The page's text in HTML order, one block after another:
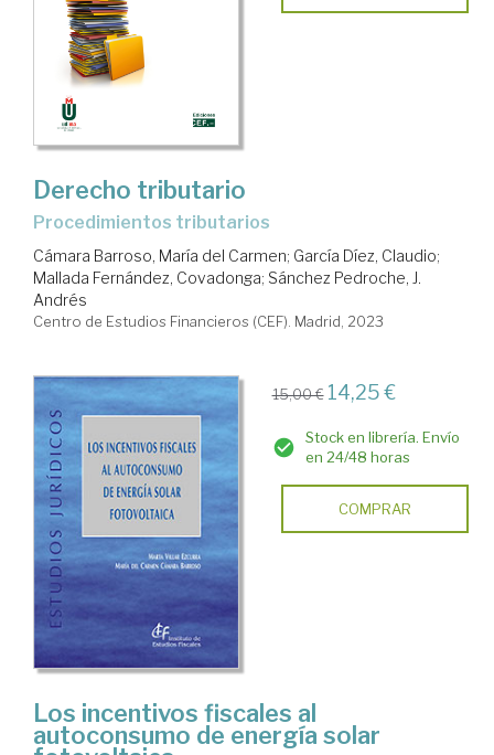
Derecho tributario
Procedimientos tributarios
Cámara Barroso, María del Carmen; García Díez, Claudio;
Mallada Fernández, Covadonga; Sánchez Pedroche, J.
Andrés
Centro de Estudios Financieros (CEF). Madrid, 2023
15,00 € 14,25 €
Stock en librería. Envío
en 24/48 horas
COMPRAR
Los incentivos fiscales al
autoconsumo de energía solar